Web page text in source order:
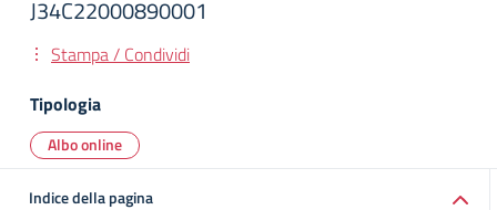
J34C22000890001
Stampa / Condividi
Tipologia
Albo online
Indice della pagina